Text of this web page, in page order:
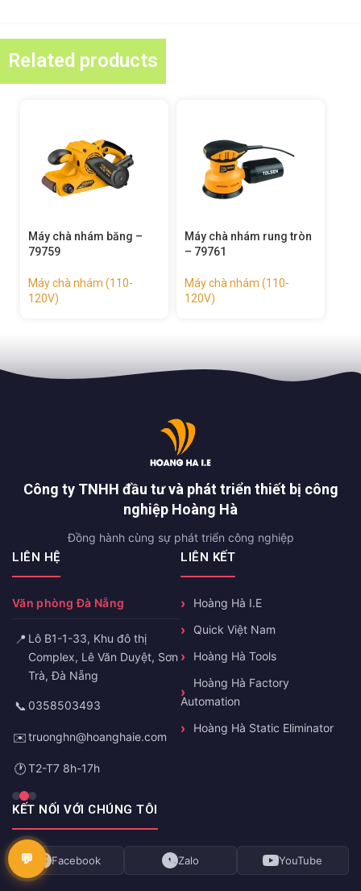
Related products
Máy chà nhám băng –
79759
Máy chà nhám (110-
120V)
Máy chà nhám rung tròn
– 79761
Máy chà nhám (110-
120V)
Công ty TNHH đầu tư và phát triển thiết bị công
nghiệp Hoàng Hà
Đồng hành cùng sự phát triển công nghiệp
LIÊN HỆ
Văn phòng Đà Nẵng
📍 Lô B1-1-33, Khu đô thị
Complex, Lê Văn Duyệt, Sơn
Trà, Đà Nẵng
📞 0358503493
✉️truonghn@hoanghaie.com
🕐T2-T7 8h-17h
LIÊN KẾT
Hoàng Hà I.E
Quick Việt Nam
Hoàng Hà Tools
Hoàng Hà Factory
Automation
Hoàng Hà Static Eliminator
KẾT NỐI VỚI CHÚNG TÔI
Facebook Zalo YouTube